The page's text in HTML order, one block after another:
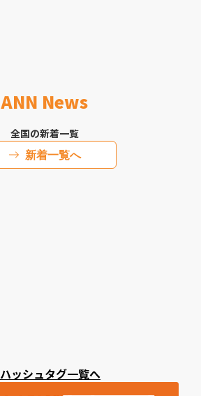
ANN News
全国の新着一覧
新着一覧へ
ハッシュタグ一覧へ